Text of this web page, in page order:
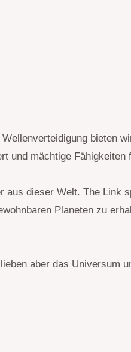
bieten
und mächtige Fähigkeiten
aus dieser Welt. The
Planeten zu
aber das Universum